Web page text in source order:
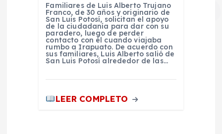
Familiares de Luis Alberto Trujano
Franco, de 30 años y originario de
San Luis Potosí, solicitan el apoyo
de la ciudadanía para dar con su
paradero, luego de perder
contacto con él cuando viajaba
rumbo a Irapuato. De acuerdo con
sus familiares, Luis Alberto salió de
San Luis Potosí alrededor de las…
LEER COMPLETO